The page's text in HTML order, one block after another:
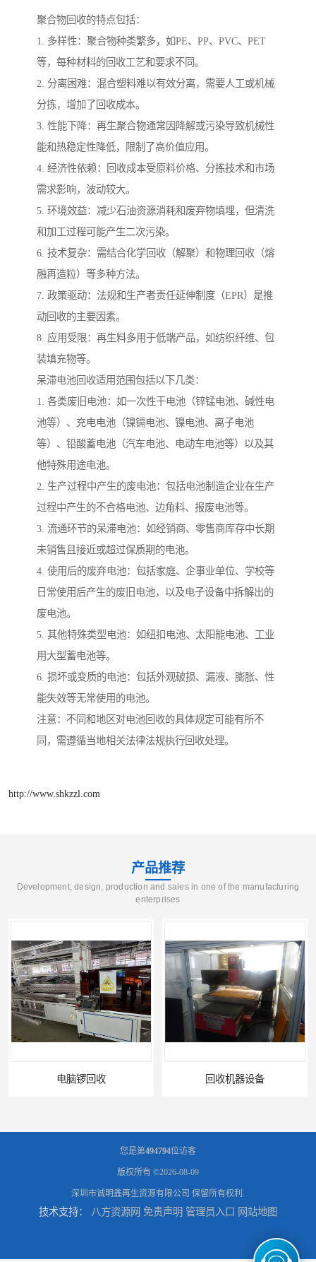
聚合物回收的特点包括：
1. 多样性：聚合物种类繁多，如PE、PP、PVC、PET
等，每种材料的回收工艺和要求不同。
2. 分离困难：混合塑料难以有效分离，需要人工或机械
分拣，增加了回收成本。
3. 性能下降：再生聚合物通常因降解或污染导致机械性
能和热稳定性降低，限制了高价值应用。
4. 经济性依赖：回收成本受原料价格、分拣技术和市场
需求影响，波动较大。
5. 环境效益：减少石油资源消耗和废弃物填埋，但清洗
和加工过程可能产生二次污染。
6. 技术复杂：需结合化学回收（解聚）和物理回收（熔
融再造粒）等多种方法。
7. 政策驱动：法规和生产者责任延伸制度（EPR）是推
动回收的主要因素。
8. 应用受限：再生料多用于低端产品，如纺织纤维、包
装填充物等。
呆滞电池回收适用范围包括以下几类：
1. 各类废旧电池：如一次性干电池（锌锰电池、碱性电
池等）、充电电池（镍镉电池、镍电池、离子电池
等）、铅酸蓄电池（汽车电池、电动车电池等）以及其
他特殊用途电池。
2. 生产过程中产生的废电池：包括电池制造企业在生产
过程中产生的不合格电池、边角料、报废电池等。
3. 流通环节的呆滞电池：如经销商、零售商库存中长期
未销售且接近或超过保质期的电池。
4. 使用后的废弃电池：包括家庭、企事业单位、学校等
日常使用后产生的废旧电池，以及电子设备中拆解出的
废电池。
5. 其他特殊类型电池：如纽扣电池、太阳能电池、工业
用大型蓄电池等。
6. 损坏或变质的电池：包括外观破损、漏液、膨胀、性
能失效等无常使用的电池。
注意：不同和地区对电池回收的具体规定可能有所不
同，需遵循当地相关法律法规执行回收处理。
http://www.shkzzl.com
产品推荐
Development, design, production and sales in one of the manufacturing
enterprises
配件设备回收 二手设备回收
您是第494794位访客
版权所有 ©2026-08-09
深圳市诚明鑫再生资源有限公司 保留所有权利.
技术支持： 八方资源网 免责声明 管理员入口 网站地图